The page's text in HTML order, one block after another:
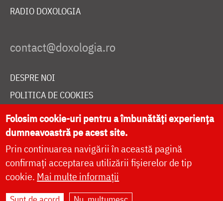
RADIO DOXOLOGIA
DESPRE NOI
POLITICA DE COOKIES
DONEAZĂ ONLINE PENTRU CATEDRALA NAȚIONALĂ
LIVE
Folosim cookie-uri pentru a îmbunătăți experiența
dumneavoastră pe acest site.
Prin continuarea navigării în această pagină
confirmați acceptarea utilizării fișierelor de tip
cookie. Mai multe informații